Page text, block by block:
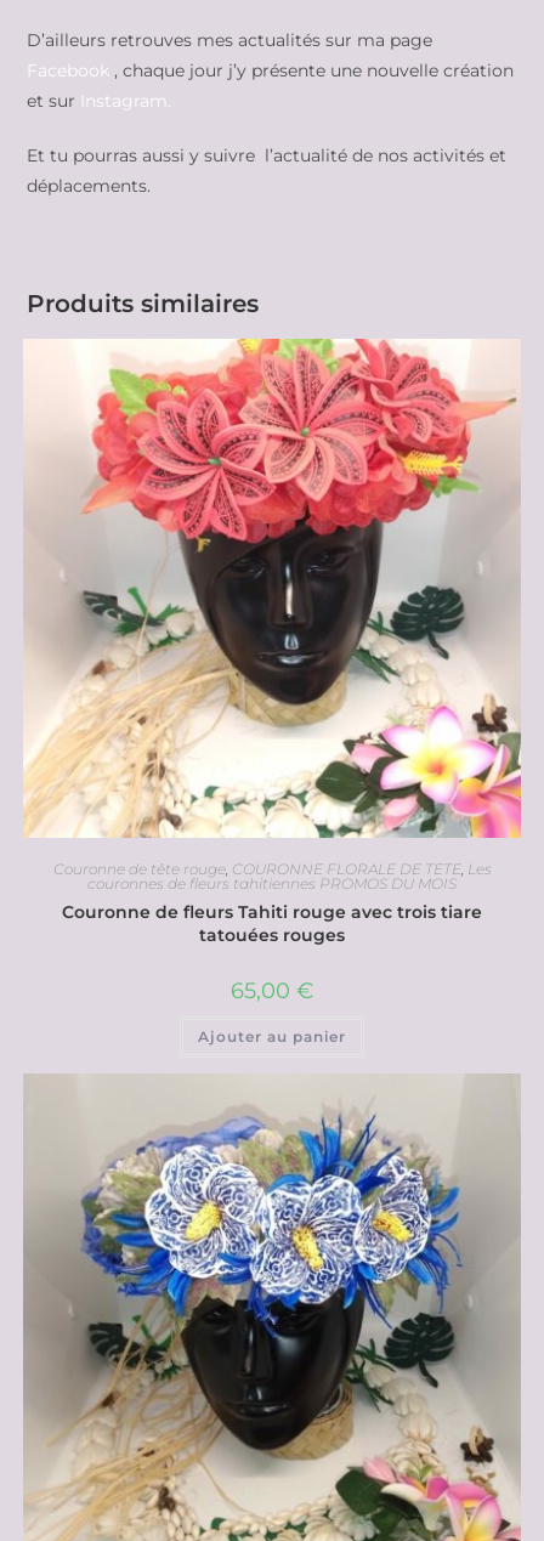
D’ailleurs retrouves mes actualités sur ma page
Facebook , chaque jour j’y présente une nouvelle création
et sur Instagram.
Et tu pourras aussi y suivre l’actualité de nos activités et
déplacements.
Produits similaires
Couronne de tête rouge, COURONNE FLORALE DE TETE, Les
couronnes de fleurs tahitiennes PROMOS DU MOIS
Couronne de fleurs Tahiti rouge avec trois tiare
tatouées rouges
65,00 €
Ajouter au panier